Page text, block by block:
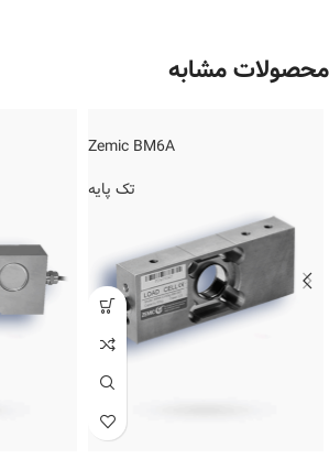
محصولات مشابه
Zemic BM6A
تک پایه